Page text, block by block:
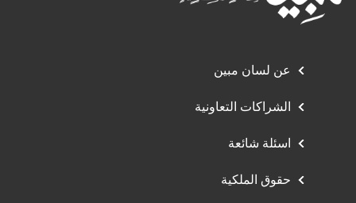
عن لسان مبين
الشراكات التعاونية
اسئلة شائعة
حقوق الملكية